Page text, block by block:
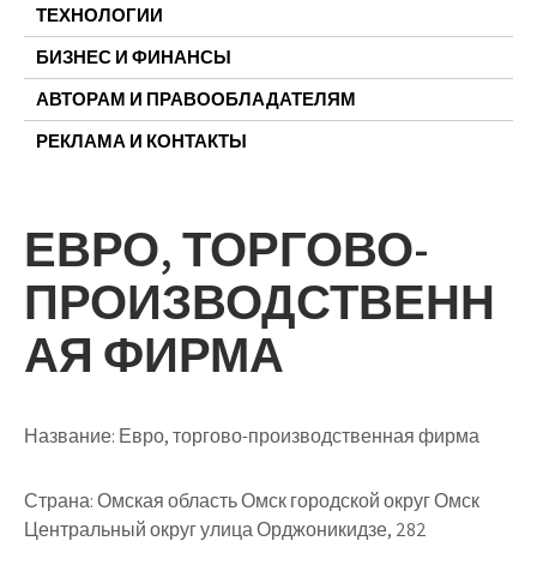
ТЕХНОЛОГИИ
БИЗНЕС И ФИНАНСЫ
АВТОРАМ И ПРАВООБЛАДАТЕЛЯМ
РЕКЛАМА И КОНТАКТЫ
ЕВРО, ТОРГОВО-
ПРОИЗВОДСТВЕНН
АЯ ФИРМА
Название: Евро, торгово-производственная фирма
Страна:Омская область Омск городской округ Омск
Центральный округ улица Орджоникидзе, 282